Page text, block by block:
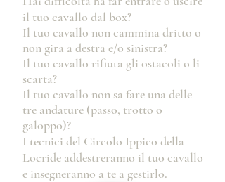
il tuo cavallo dal box?
Il tuo cavallo non cammina dritto o
non gira a destra e/o sinistra?
Il tuo cavallo rifiuta gli ostacoli o li
scarta?
Il tuo cavallo non sa fare una delle
tre andature (passo, trotto o
galoppo)?
I tecnici del Circolo Ippico della
Locride addestreranno il tuo cavallo
e insegneranno a te a gestirlo.